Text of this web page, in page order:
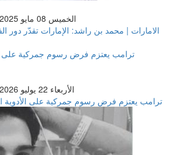
الخميس 08 مايو 2025 09:34 مساءً
الامارات | محمد بن راشد: الإمارات تقدّر دور
الأربعاء 22 يوليو 2026 01:35 مساءً
ترامب يعتزم فرض رسوم جمركية على الأدوية